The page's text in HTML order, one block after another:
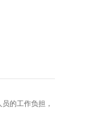
的工作负担，